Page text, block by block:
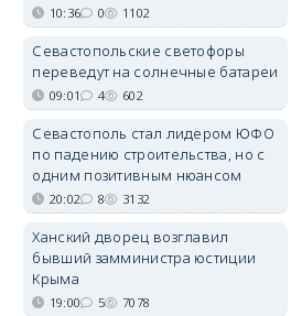
10:36 0 1102
Севастопольские светофоры
переведут на солнечные батареи
09:01 4 602
Севастополь стал лидером ЮФО
по падению строительства, но с
одним позитивным нюансом
20:02 8 3132
Ханский дворец возглавил
бывший замминистра юстиции
Крыма
19:00 5 7078